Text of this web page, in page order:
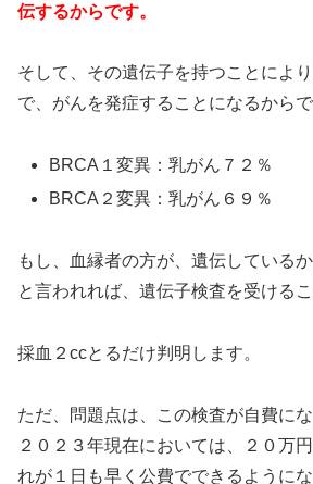
伝するからです。
そして、その遺伝子を持つことによ
で、がんを発症することになるからで
BRCA１変異：乳がん７２％
BRCA２変異：乳がん６９％
もし、血縁者の方が、遺伝している
と言われれば、遺伝子検査を受けるこ
採血２ccとるだけ判明します。
ただ、問題点は、この検査が自費に
２０２３年現在においては、２０万
れが１日も早く公費でできるように